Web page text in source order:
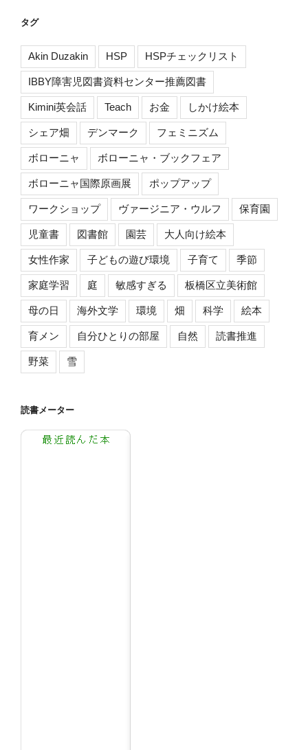
タグ
Akin Duzakin HSP HSPチェックリスト
IBBY障害児図書資料センター推薦図書
Kimini英会話 Teach お金 しかけ絵本
シェア畑 デンマーク フェミニズム
ボローニャ ボローニャ・ブックフェア
ボローニャ国際原画展 ポップアップ
ワークショップ ヴァージニア・ウルフ 保育園
児童書 図書館 園芸 大人向け絵本
女性作家 子どもの遊び環境 子育て 季節
家庭学習 庭 敏感すぎる 板橋区立美術館
母の日 海外文学 環境 畑 科学 絵本
育メン 自分ひとりの部屋 自然 読書推進
野菜 雪
読書メーター